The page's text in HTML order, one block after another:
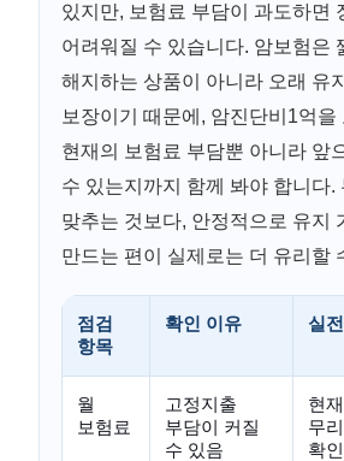
있지만, 보험료 부담이 과도하면
어려워질 수 있습니다. 암보험은
해지하는 상품이 아니라 오래 유
보장이기 때문에, 암진단비1억을
현재의 보험료 부담뿐 아니라 앞
수 있는지까지 함께 봐야 합니다.
맞추는 것보다, 안정적으로 유지
만드는 편이 실제로는 더 유리할
점검
항목
확인 이유 실
월
보험료
고정지출
부담이 커질
수 있음
현
무
확인